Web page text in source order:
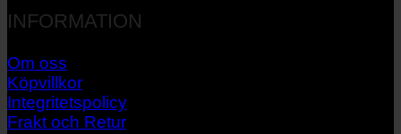
INFORMATION
Om oss
Köpvillkor
Integritetspolicy
Frakt och Retur